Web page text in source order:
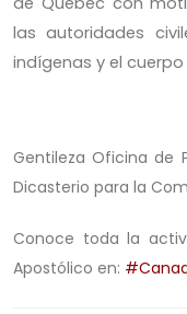
las autoridades
indígenas y el
Gentileza Oficina de
Dicasterio para la
Conoce toda la
Apostólico en: